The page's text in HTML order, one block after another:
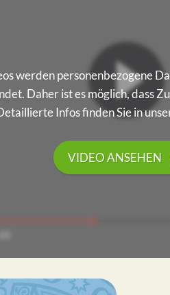
werden personenbezogene
Daher ist es möglich, dass
Infos finden Sie in
VIDEO ANSEHEN